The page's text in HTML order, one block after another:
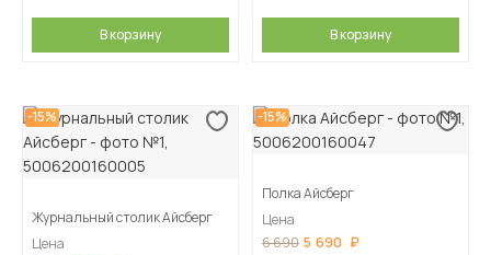
В корзину В корзину
-15%
Журнальный столик Айсберг
Цена
-15%
Полка Айсберг
Цена
6 690 5 690